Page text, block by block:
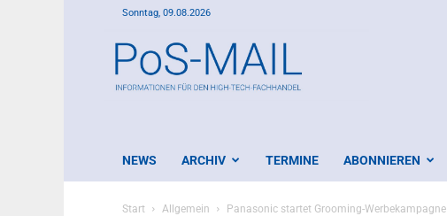
Sonntag, 09.08.2026
Mail
NEWS ARCHIV TERMINE ABONNIEREN
Start Allgemein Panasonic startet Grooming-Werbekampagne